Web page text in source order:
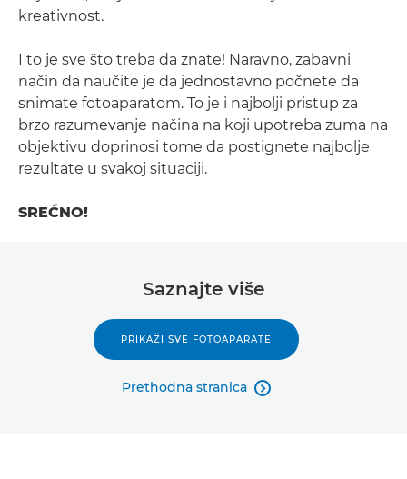
kreativnost.
I to je sve što treba da znate! Naravno, zabavni
način da naučite je da jednostavno počnete da
snimate fotoaparatom. To je i najbolji pristup za
brzo razumevanje načina na koji upotreba zuma na
objektivu doprinosi tome da postignete najbolje
rezultate u svakoj situaciji.
SREĆNO!
Saznajte više
PRIKAŽI SVE FOTOAPARATE
Prethodna stranica 